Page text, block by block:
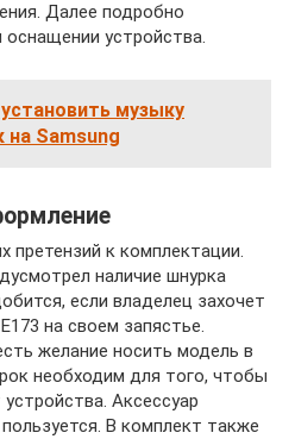
Далее подробно
устройства.
установить музыку
на Samsung
претензий к комплектации.
наличие шнурка
если владелец захочет
на своем запястье.
желание носить модель в
необходим для того, чтобы
Аксессуар
В комплект также